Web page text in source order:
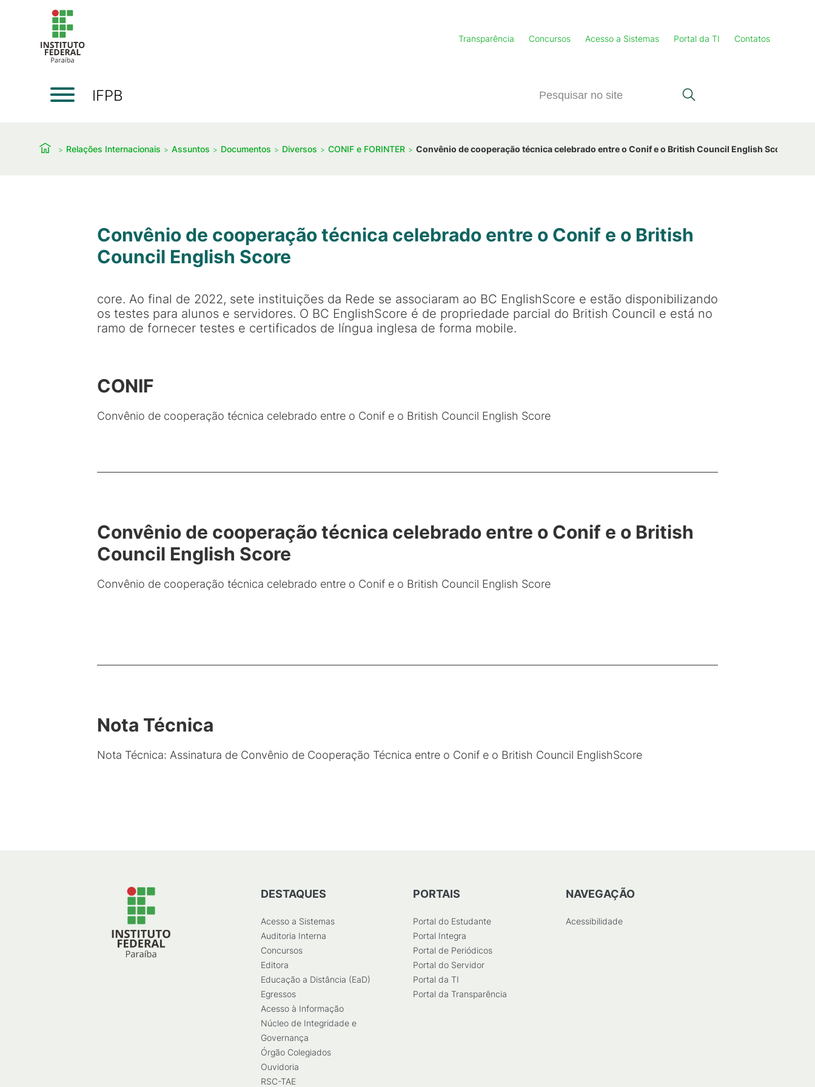
Transparência Concursos Acesso a Sistemas Portal da TI Contatos
IFPB
Relações Internacionais Assuntos Documentos Diversos CONIF e FORINTER Convênio de cooperação técnica celebrado entre o Conif e o British Council English Score
Convênio de cooperação técnica celebrado entre o Conif e o British
Council English Score
core. Ao final de 2022, sete instituições da Rede se associaram ao BC EnglishScore e estão disponibilizando
os testes para alunos e servidores. O BC EnglishScore é de propriedade parcial do British Council e está no
ramo de fornecer testes e certificados de língua inglesa de forma mobile.
CONIF
Convênio de cooperação técnica celebrado entre o Conif e o British Council English Score
Convênio de cooperação técnica celebrado entre o Conif e o British
Council English Score
Convênio de cooperação técnica celebrado entre o Conif e o British Council English Score
Nota Técnica
Nota Técnica: Assinatura de Convênio de Cooperação Técnica entre o Conif e o British Council EnglishScore
DESTAQUES
Acesso a Sistemas
Auditoria Interna
Concursos
Editora
Educação a Distância (EaD)
Egressos
Acesso à Informação
Núcleo de Integridade e
Governança
Órgão Colegiados
Ouvidoria
RSC-TAE
PORTAIS
Portal do Estudante
Portal Integra
Portal de Periódicos
Portal do Servidor
Portal da TI
Portal da Transparência
NAVEGAÇÃO
Acessibilidade